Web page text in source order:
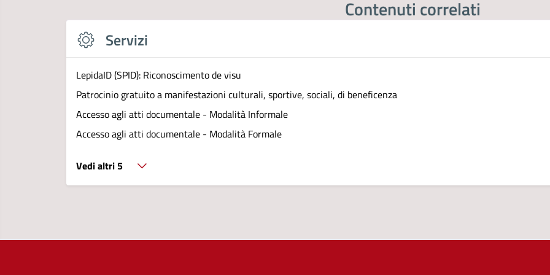
Contenuti correlati
Servizi
LepidaID (SPID): Riconoscimento de visu
Patrocinio gratuito a manifestazioni culturali, sportive, sociali, di beneficenza
Accesso agli atti documentale - Modalità Informale
Accesso agli atti documentale - Modalità Formale
Vedi altri 5